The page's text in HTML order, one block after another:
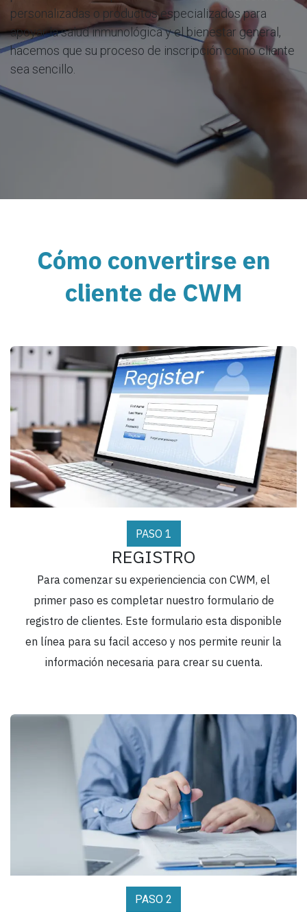
personalizadas o productos especializados para
apoyar la salud inmunológica y el bienestar general,
hacemos que su proceso de inscripción como cliente
sea sencillo.
Cómo convertirse en
cliente de CWM
PASO 1
REGISTRO
Para comenzar su experienciencia con CWM, el
primer paso es completar nuestro formulario de
registro de clientes. Este formulario esta disponible
en línea para su facil acceso y nos permite reunir la
información necesaria para crear su cuenta.
PASO 2